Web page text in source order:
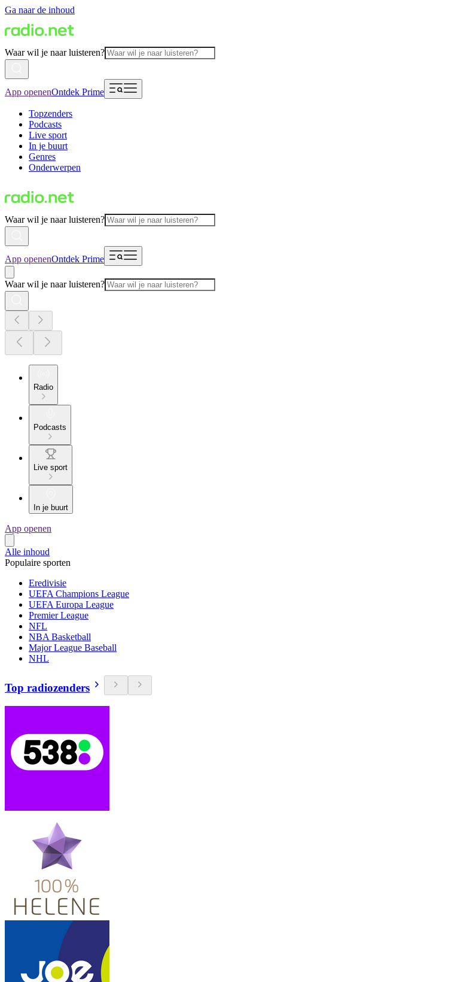
Ga naar de inhoud
Waar wil je naar luisteren?
App openenOntdek Prime
Topzenders
Podcasts
Live sport
In je buurt
Genres
Onderwerpen
Waar wil je naar luisteren?
App openenOntdek Prime
Waar wil je naar luisteren?
Radio
Podcasts
Live sport
In je buurt
App openen
Alle inhoud
Populaire sporten
Eredivisie
UEFA Champions League
UEFA Europa League
Premier League
NFL
NBA Basketball
Major League Baseball
NHL
Top radiozenders